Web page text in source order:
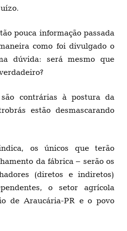
pouca informação passada
como foi divulgado o
dúvida: será mesmo que
contrárias à postura da
estão desmascarando
os únicos que terão
da fábrica – serão os
(diretos e indiretos)
o setor agrícola
de Araucária-PR e o povo